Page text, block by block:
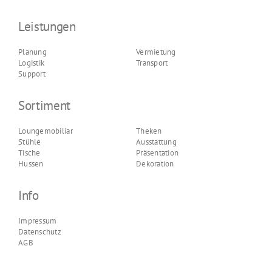
Leistungen
Planung
Logistik
Support
Vermietung
Transport
Sortiment
Loungemobiliar
Stühle
Tische
Hussen
Theken
Ausstattung
Präsentation
Dekoration
Info
Impressum
Datenschutz
AGB